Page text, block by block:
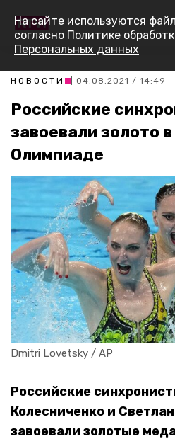
НОВОСТИ | 04.08.2021 / 14:49
Российские
завоевали золото
Олимпиаде
Dmitri Lovetsky / AP
Российские
Колесниченко и
завоевали золотые
На сайте используются
согласно Политике
Персональных данных